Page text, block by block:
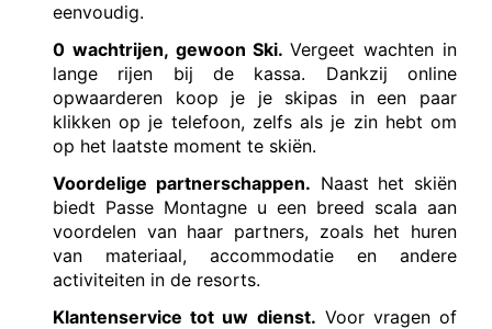
eenvoudig.
0 wachtrijen, gewoon Ski.Vergeet wachten in
lange rijen bij de kassa. Dankzij online
opwaarderen koop je je skipas in een paar
klikken op je telefoon, zelfs als je zin hebt om
op het laatste moment te skiën.
Voordelige partnerschappen. Naast het skiën
biedt Passe Montagne u een breed scala aan
voordelen van haar partners, zoals het huren
van materiaal, accommodatie en andere
activiteiten in de resorts.
Klantenservice tot uw dienst. Voor vragen of